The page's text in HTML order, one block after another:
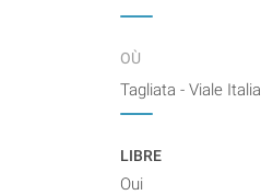
OÙ
Tagliata - Viale Italia
LIBRE
Oui